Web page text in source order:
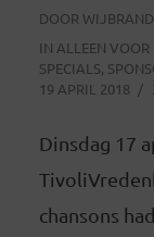
DOOR
IN ALLEEN VOOR
SPECIALS,
19 APRIL 2018
Dinsdag 17
chansons